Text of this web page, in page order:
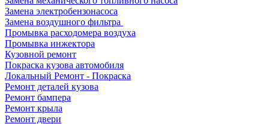
Замена электробензонасоса
Замена воздушного фильтра
Промывка расходомера воздуха
Промывка инжектора
Кузовной ремонт
Покраска кузова автомобиля
Локальный Ремонт - Покраска
Ремонт деталей кузова
Ремонт бампера
Ремонт крыла
Ремонт двери